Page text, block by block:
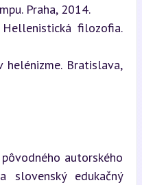
Praha, 2014.
filozofia.
helénizme. Bratislava,
pôvodného autorského
slovenský edukačný